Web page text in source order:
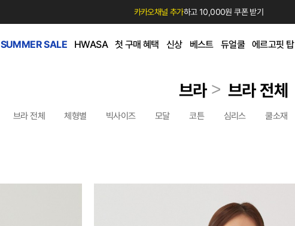
카카오채널 추가하고 10,000원 쿠폰 받기
SUMMER SALE HWASA 첫 구매 혜택 신상 베스트 듀얼쿨 에르고핏 탑
브라 > 브라 전체
브라 전체 체형별 빅사이즈 모달 코튼 심리스 쿨소재